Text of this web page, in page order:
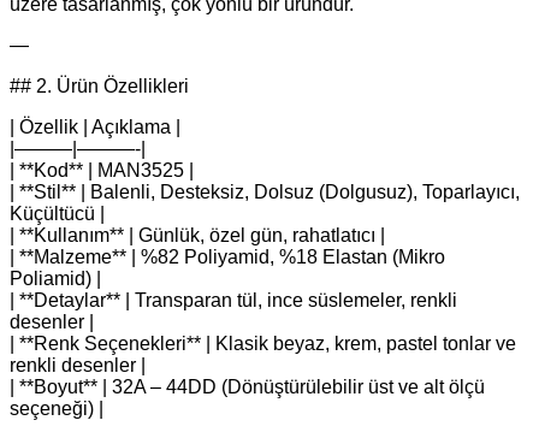
üzere tasarlanmış, çok yönlü bir üründür.
—
## 2. Ürün Özellikleri
| Özellik | Açıklama |
|———|———-|
| **Kod** | MAN3525 |
| **Stil** | Balenli, Desteksiz, Dolsuz (Dolgusuz), Toparlayıcı,
Küçültücü |
| **Kullanım** | Günlük, özel gün, rahatlatıcı |
| **Malzeme** | %82 Poliyamid, %18 Elastan (Mikro
Poliamid) |
| **Detaylar** | Transparan tül, ince süslemeler, renkli
desenler |
| **Renk Seçenekleri** | Klasik beyaz, krem, pastel tonlar ve
renkli desenler |
| **Boyut** | 32A – 44DD (Dönüştürülebilir üst ve alt ölçü
seçeneği) |